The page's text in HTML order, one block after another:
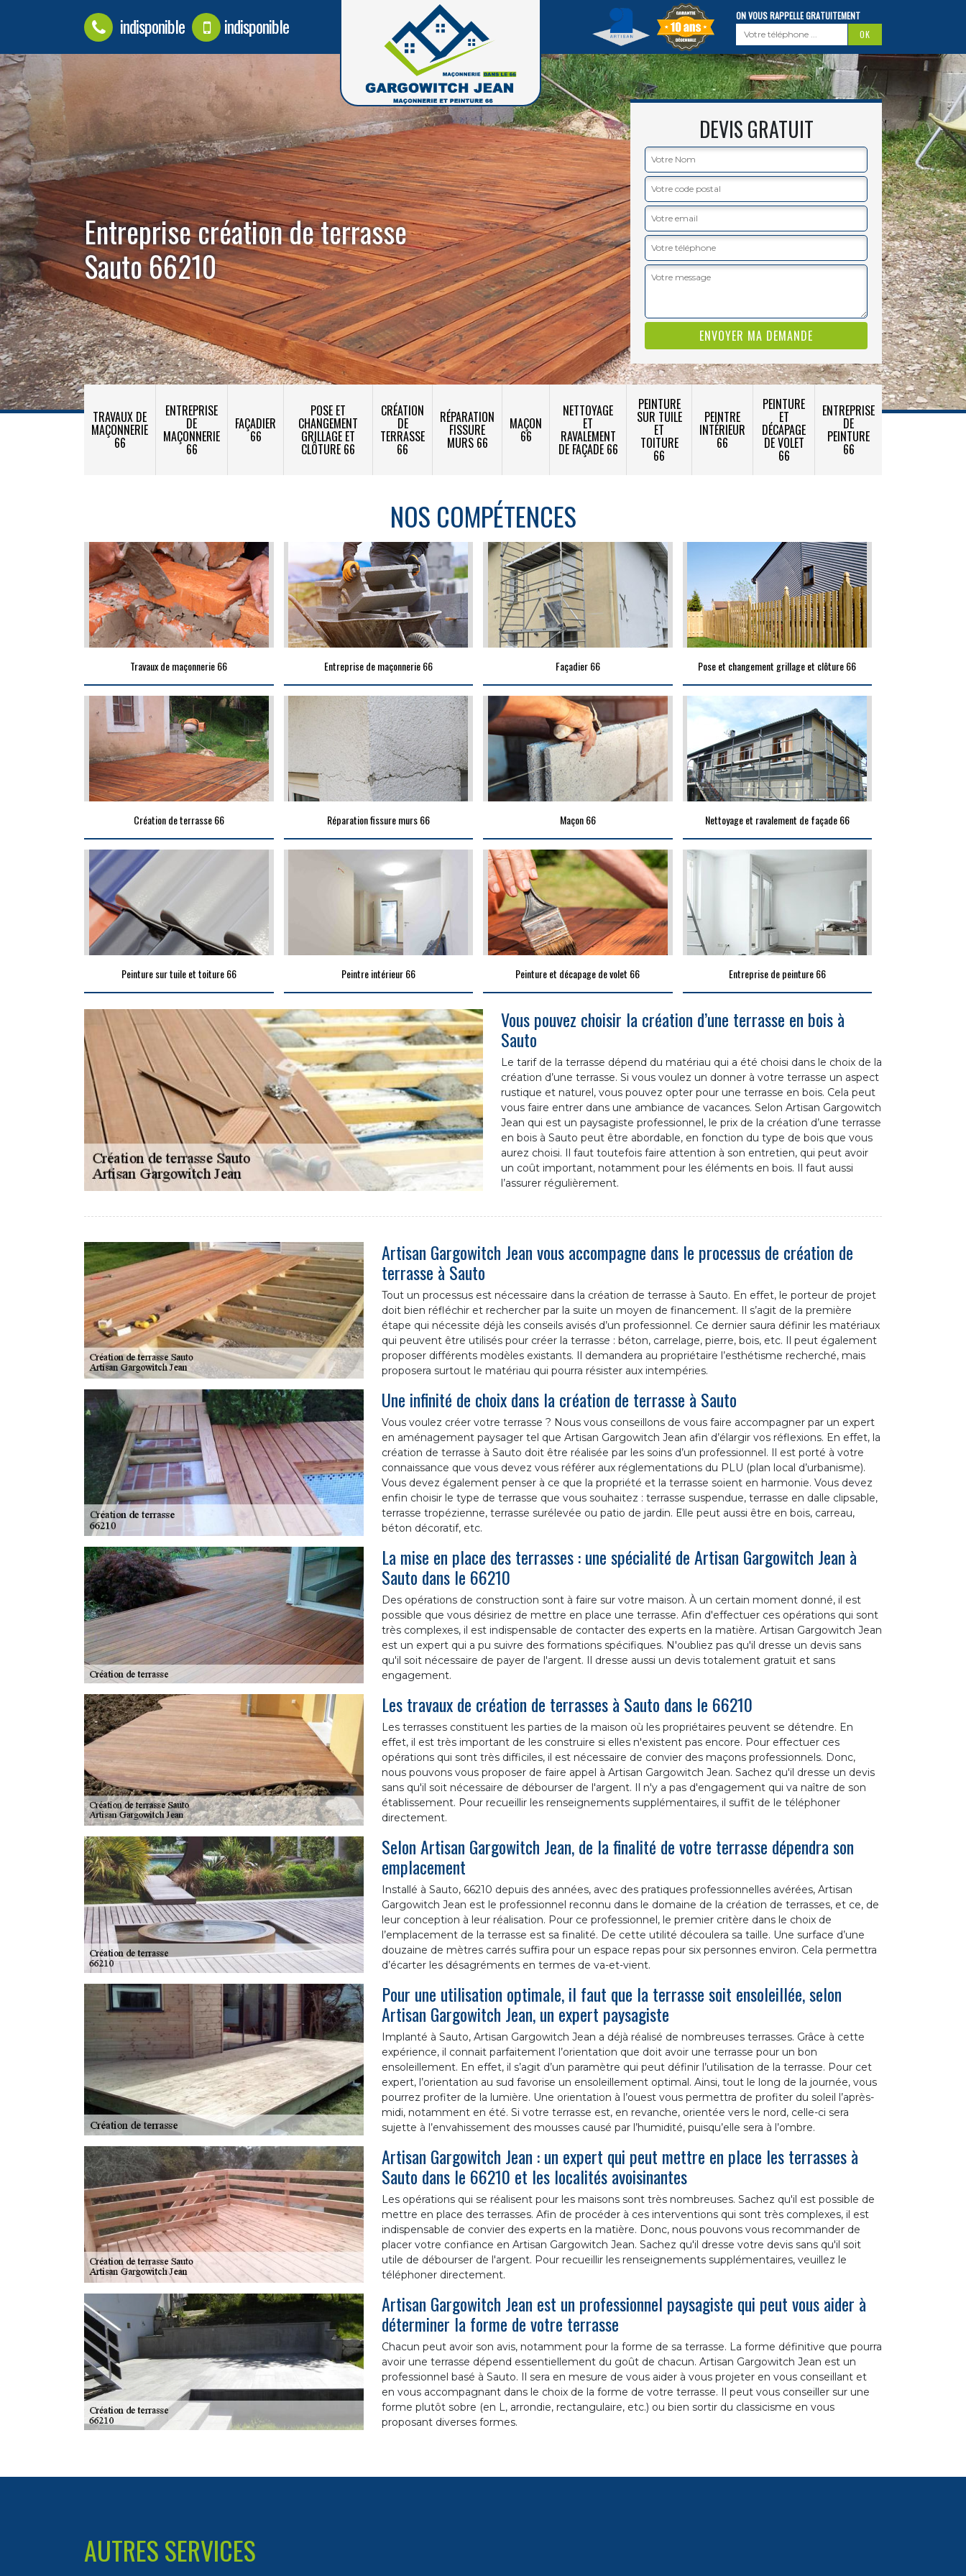
indisponible indisponible ON VOUS RAPPELLE GRATUITEMENT
Entreprise création de terrasse
Sauto 66210
DEVIS GRATUIT
TRAVAUX DE
MAÇONNERIE
66
ENTREPRISE
DE
MAÇONNERIE
66
FAÇADIER
66
POSE ET
CHANGEMENT
GRILLAGE ET
CLÔTURE 66
CRÉATION
DE
TERRASSE
66
RÉPARATION
FISSURE
MURS 66
MAÇON
66
NETTOYAGE
ET
RAVALEMENT
DE FAÇADE 66
PEINTURE
SUR TUILE
ET
TOITURE
66
PEINTRE
INTÉRIEUR
66
PEINTURE
ET
DÉCAPAGE
DE VOLET
66
ENTREPRISE
DE
PEINTURE
66
NOS COMPÉTENCES
Travaux de maçonnerie 66 Entreprise de maçonnerie 66 Façadier 66 Pose et changement grillage et clôture 66
Création de terrasse 66 Réparation fissure murs 66 Maçon 66 Nettoyage et ravalement de façade 66
Peinture sur tuile et toiture 66 Peintre intérieur 66 Peinture et décapage de volet 66 Entreprise de peinture 66
Vous pouvez choisir la création d’une terrasse en bois à
Sauto
Le tarif de la terrasse dépend du matériau qui a été choisi dans le choix de la
création d’une terrasse. Si vous voulez un donner à votre terrasse un aspect
rustique et naturel, vous pouvez opter pour une terrasse en bois. Cela peut
vous faire entrer dans une ambiance de vacances. Selon Artisan Gargowitch
Jean qui est un paysagiste professionnel, le prix de la création d’une terrasse
en bois à Sauto peut être abordable, en fonction du type de bois que vous
aurez choisi. Il faut toutefois faire attention à son entretien, qui peut avoir
un coût important, notamment pour les éléments en bois. Il faut aussi
l’assurer régulièrement.
Artisan Gargowitch Jean vous accompagne dans le processus de création de
terrasse à Sauto
Tout un processus est nécessaire dans la création de terrasse à Sauto. En effet, le porteur de projet
doit bien réfléchir et rechercher par la suite un moyen de financement. Il s’agit de la première
étape qui nécessite déjà les conseils avisés d’un professionnel. Ce dernier saura définir les matériaux
qui peuvent être utilisés pour créer la terrasse : béton, carrelage, pierre, bois, etc. Il peut également
proposer différents modèles existants. Il demandera au propriétaire l’esthétisme recherché, mais
proposera surtout le matériau qui pourra résister aux intempéries.
Une infinité de choix dans la création de terrasse à Sauto
Vous voulez créer votre terrasse ? Nous vous conseillons de vous faire accompagner par un expert
en aménagement paysager tel que Artisan Gargowitch Jean afin d’élargir vos réflexions. En effet, la
création de terrasse à Sauto doit être réalisée par les soins d’un professionnel. Il est porté à votre
connaissance que vous devez vous référer aux réglementations du PLU (plan local d’urbanisme).
Vous devez également penser à ce que la propriété et la terrasse soient en harmonie. Vous devez
enfin choisir le type de terrasse que vous souhaitez : terrasse suspendue, terrasse en dalle clipsable,
terrasse tropézienne, terrasse surélevée ou patio de jardin. Elle peut aussi être en bois, carreau,
béton décoratif, etc.
La mise en place des terrasses : une spécialité de Artisan Gargowitch Jean à
Sauto dans le 66210
Des opérations de construction sont à faire sur votre maison. À un certain moment donné, il est
possible que vous désiriez de mettre en place une terrasse. Afin d'effectuer ces opérations qui sont
très complexes, il est indispensable de contacter des experts en la matière. Artisan Gargowitch Jean
est un expert qui a pu suivre des formations spécifiques. N'oubliez pas qu'il dresse un devis sans
qu'il soit nécessaire de payer de l'argent. Il dresse aussi un devis totalement gratuit et sans
engagement.
Les travaux de création de terrasses à Sauto dans le 66210
Les terrasses constituent les parties de la maison où les propriétaires peuvent se détendre. En
effet, il est très important de les construire si elles n'existent pas encore. Pour effectuer ces
opérations qui sont très difficiles, il est nécessaire de convier des maçons professionnels. Donc,
nous pouvons vous proposer de faire appel à Artisan Gargowitch Jean. Sachez qu'il dresse un devis
sans qu'il soit nécessaire de débourser de l'argent. Il n'y a pas d'engagement qui va naître de son
établissement. Pour recueillir les renseignements supplémentaires, il suffit de le téléphoner
directement.
Selon Artisan Gargowitch Jean, de la finalité de votre terrasse dépendra son
emplacement
Installé à Sauto, 66210 depuis des années, avec des pratiques professionnelles avérées, Artisan
Gargowitch Jean est le professionnel reconnu dans le domaine de la création de terrasses, et ce, de
leur conception à leur réalisation. Pour ce professionnel, le premier critère dans le choix de
l’emplacement de la terrasse est sa finalité. De cette utilité découlera sa taille. Une surface d’une
douzaine de mètres carrés suffira pour un espace repas pour six personnes environ. Cela permettra
d’écarter les désagréments en termes de va-et-vient.
Pour une utilisation optimale, il faut que la terrasse soit ensoleillée, selon
Artisan Gargowitch Jean, un expert paysagiste
Implanté à Sauto, Artisan Gargowitch Jean a déjà réalisé de nombreuses terrasses. Grâce à cette
expérience, il connait parfaitement l’orientation que doit avoir une terrasse pour un bon
ensoleillement. En effet, il s’agit d’un paramètre qui peut définir l’utilisation de la terrasse. Pour cet
expert, l’orientation au sud favorise un ensoleillement optimal. Ainsi, tout le long de la journée, vous
pourrez profiter de la lumière. Une orientation à l’ouest vous permettra de profiter du soleil l’après-
midi, notamment en été. Si votre terrasse est, en revanche, orientée vers le nord, celle-ci sera
sujette à l’envahissement des mousses causé par l’humidité, puisqu’elle sera à l’ombre.
Artisan Gargowitch Jean : un expert qui peut mettre en place les terrasses à
Sauto dans le 66210 et les localités avoisinantes
Les opérations qui se réalisent pour les maisons sont très nombreuses. Sachez qu'il est possible de
mettre en place des terrasses. Afin de procéder à ces interventions qui sont très complexes, il est
indispensable de convier des experts en la matière. Donc, nous pouvons vous recommander de
placer votre confiance en Artisan Gargowitch Jean. Sachez qu'il dresse votre devis sans qu'il soit
utile de débourser de l'argent. Pour recueillir les renseignements supplémentaires, veuillez le
téléphoner directement.
Artisan Gargowitch Jean est un professionnel paysagiste qui peut vous aider à
déterminer la forme de votre terrasse
Chacun peut avoir son avis, notamment pour la forme de sa terrasse. La forme définitive que pourra
avoir une terrasse dépend essentiellement du goût de chacun. Artisan Gargowitch Jean est un
professionnel basé à Sauto. Il sera en mesure de vous aider à vous projeter en vous conseillant et
en vous accompagnant dans le choix de la forme de votre terrasse. Il peut vous conseiller sur une
forme plutôt sobre (en L, arrondie, rectangulaire, etc.) ou bien sortir du classicisme en vous
proposant diverses formes.
AUTRES SERVICES